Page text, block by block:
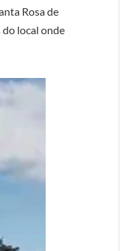
Rosa de
do local onde